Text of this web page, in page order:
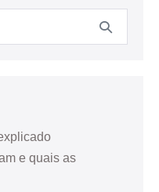
e quais as